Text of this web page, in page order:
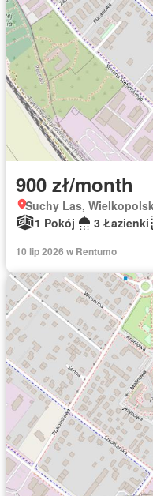
900 zł/month
Suchy Las,
1 Pokój
3 Łazienki
10 lip 2026 w Rentumo